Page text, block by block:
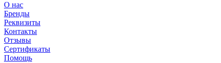
О нас
Бренды
Реквизиты
Контакты
Отзывы
Сертификаты
Помощь